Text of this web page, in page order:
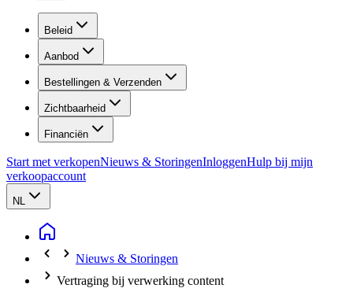
Beleid
Aanbod
Bestellingen & Verzenden
Zichtbaarheid
Financiën
Start met verkopenNieuws & StoringenInloggenHulp bij mijn
verkoopaccount
NL
Nieuws & Storingen
Vertraging bij verwerking content